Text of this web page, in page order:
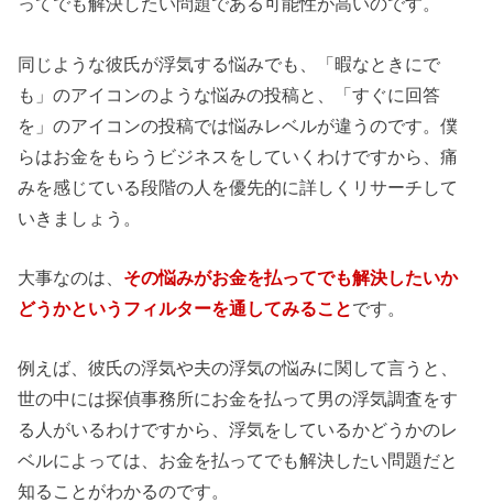
同じような彼氏が浮気する悩みでも、「暇なときにで
も」のアイコンのような悩みの投稿と、「すぐに回答
を」のアイコンの投稿では悩みレベルが違うのです。僕
らはお金をもらうビジネスをしていくわけですから、痛
みを感じている段階の人を優先的に詳しくリサーチして
いきましょう。
大事なのは、 その悩みがお金を払ってでも解決したいか
どうかというフィルターを通してみることです。
例えば、彼氏の浮気や夫の浮気の悩みに関して言うと、
世の中には探偵事務所にお金を払って男の浮気調査をす
る人がいるわけですから、浮気をしているかどうかのレ
ベルによっては、お金を払ってでも解決したい問題だと
知ることがわかるのです。